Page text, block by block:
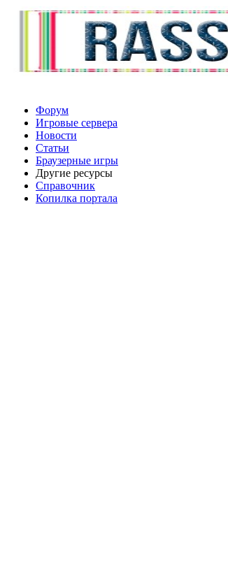
Форум
Игровые сервера
Новости
Статьи
Браузерные игры
Другие ресурсы
Справочник
Копилка портала